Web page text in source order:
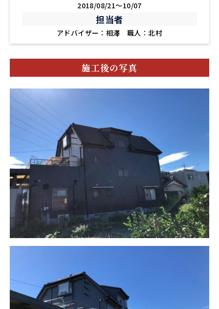
2018/08/21～10/07
担当者
アドバイザー：相澤 職人：北村
施工後の写真